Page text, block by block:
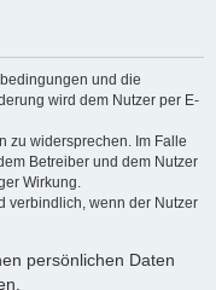
und die
wird dem Nutzer per E-
zu widersprechen. Im Falle
Betreiber und dem Nutzer
Wirkung.
verbindlich, wenn der Nutzer
persönlichen Daten